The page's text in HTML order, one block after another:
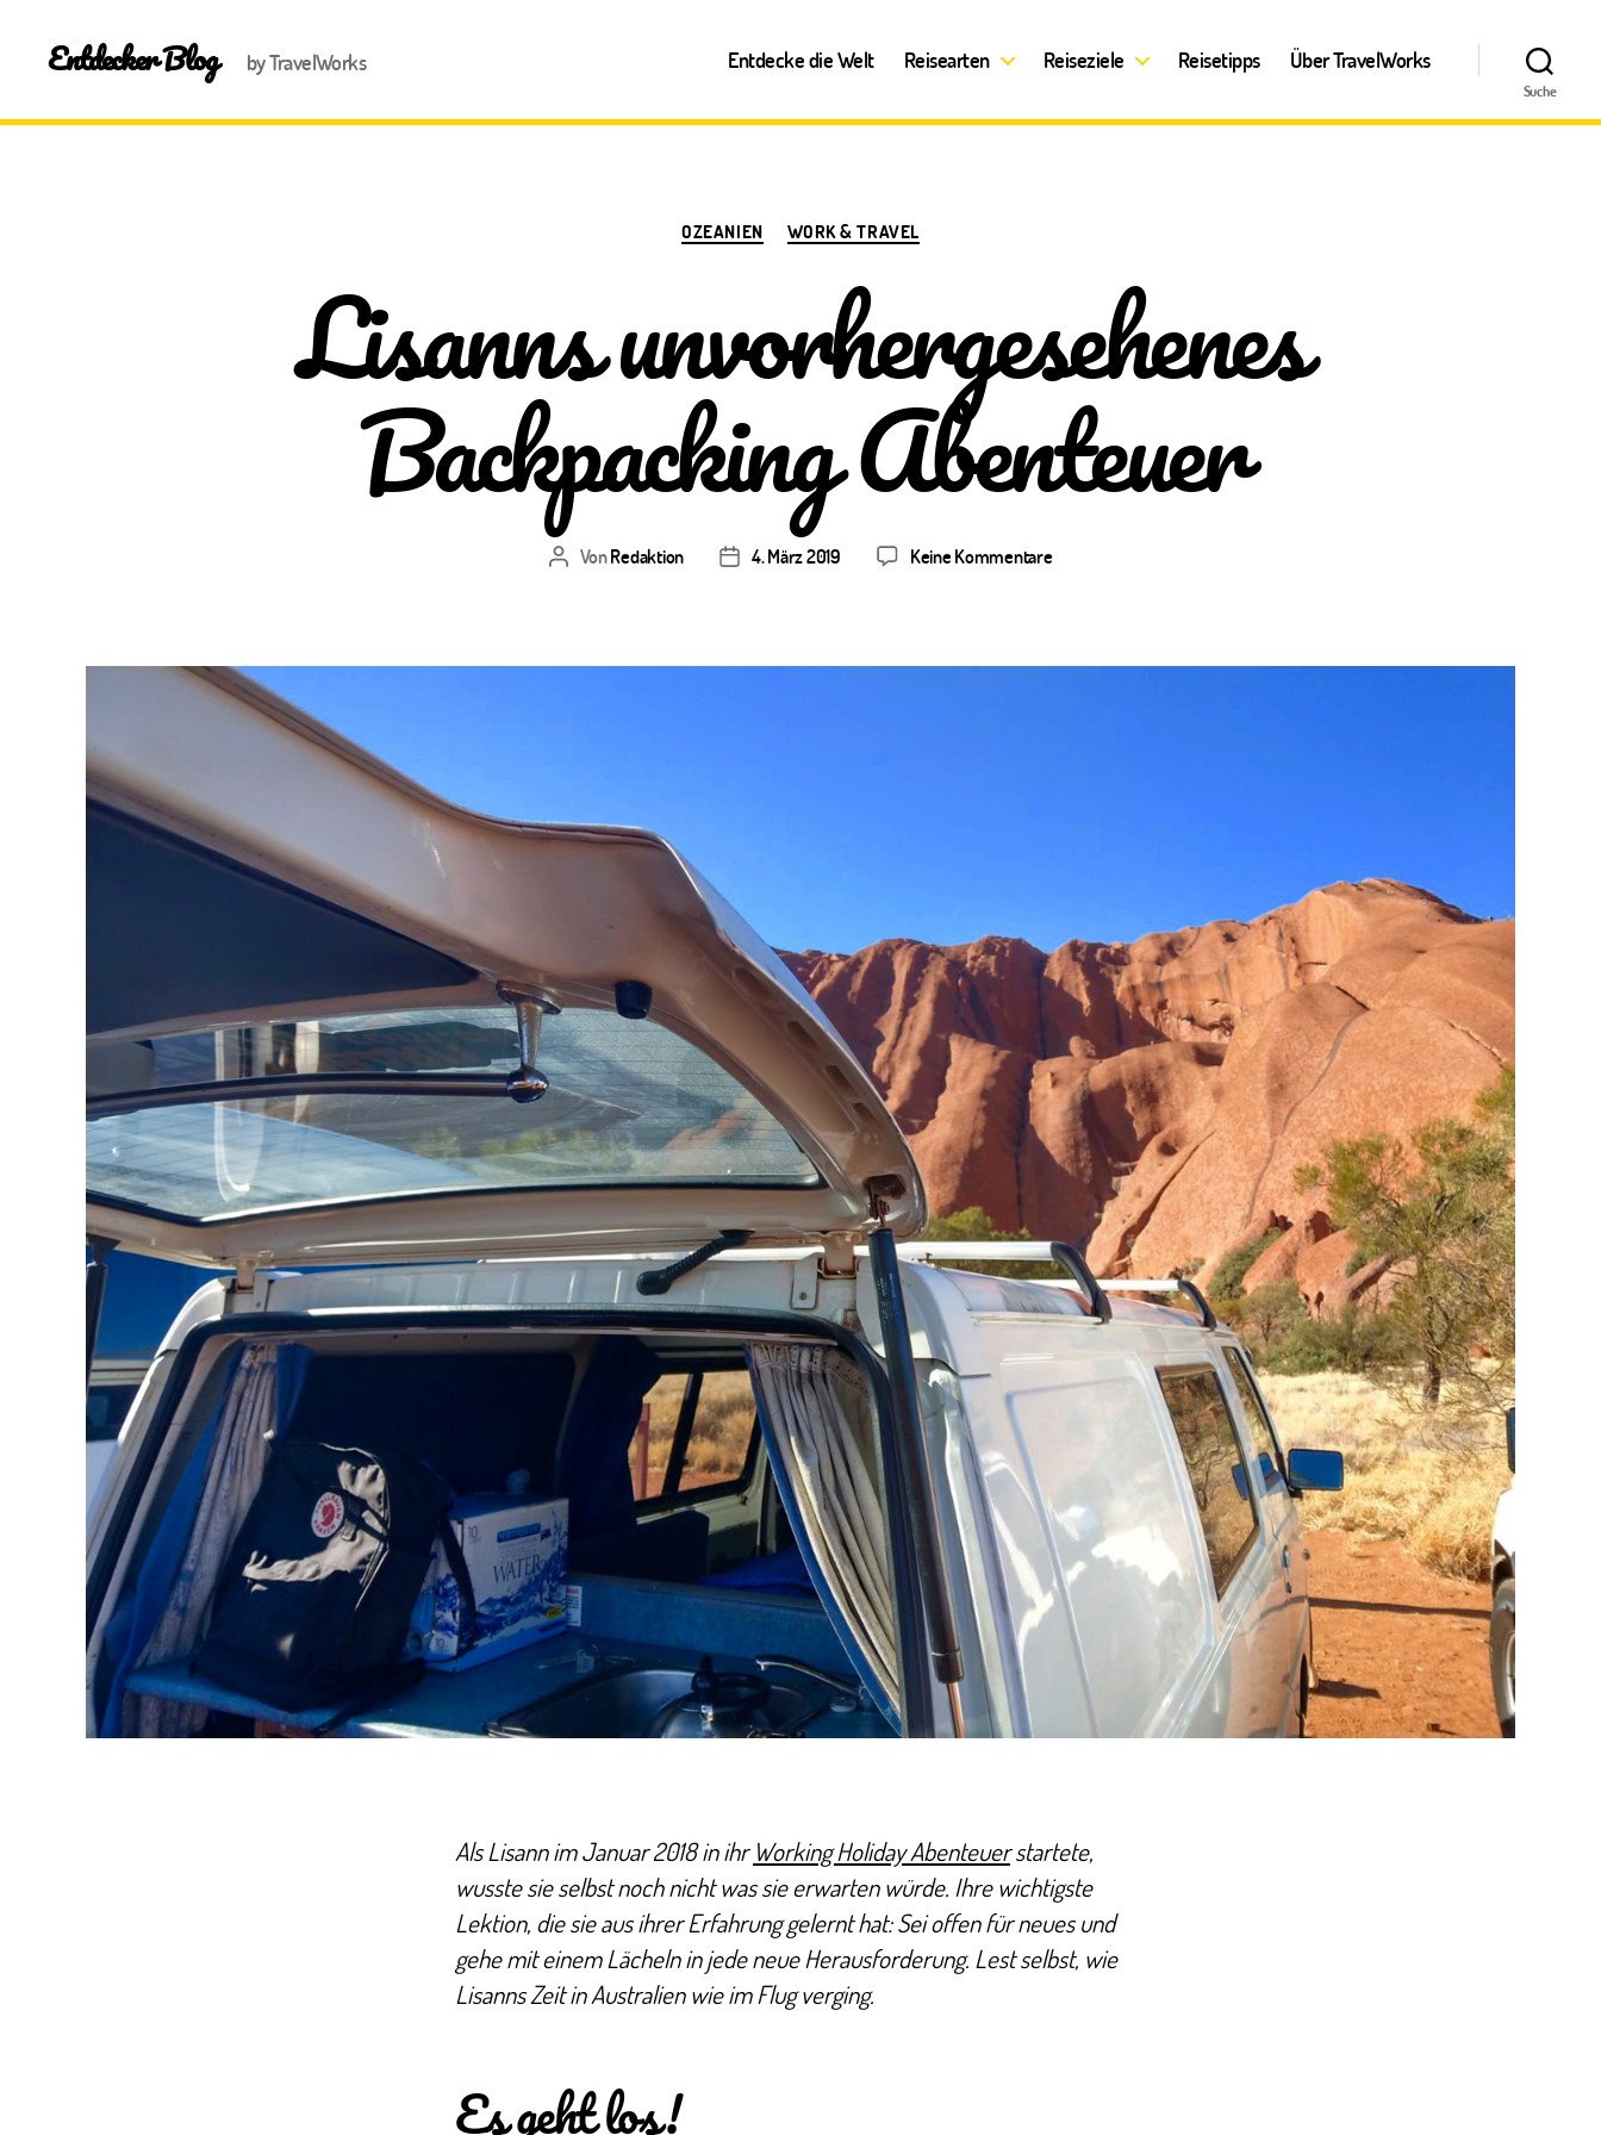
Entdecker Blog by TravelWorks Entdecke die Welt Reisearten Reiseziele Reisetipps Über TravelWorks
Suche
Kategorien
OZEANIEN WORK & TRAVEL
Lisanns unvorhergesehenes
Backpacking Abenteuer
Beitragsautor
VonRedaktion Veröffentlichungsdatum
4. März 2019 Keine Kommentarezu
Abenteuer
Als Lisann im Januar 2018 in ihr Working Holiday Abenteuerstartete,
wusste sie selbst noch nicht was sie erwarten würde. Ihre wichtigste
Lektion, die sie aus ihrer Erfahrung gelernt hat: Sei offen für neues und
gehe mit einem Lächeln in jede neue Herausforderung. Lest selbst, wie
Lisanns Zeit in Australien wie im Flug verging.
Es geht los!